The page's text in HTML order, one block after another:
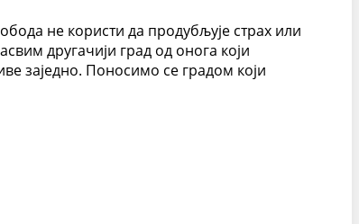
не користи да продубљује страх или
другачији град од онога који
заједно. Поносимо се градом који